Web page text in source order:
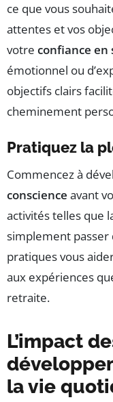
ce que vous
attentes et vos
votre confiance en
émotionnel ou
objectifs clairs
cheminement
Pratiquez la
Commencez à
conscience avant
activités telles que
simplement passer
pratiques vous
aux expériences
retraite.
L’impact
la vie